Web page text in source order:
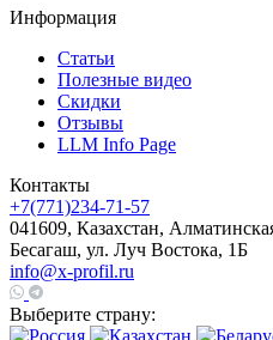
Информация
Статьи
Полезные видео
Скидки
Отзывы
LLM Info Page
Контакты
+7(771)234-71-57
041609, Казахстан,
Бесагаш, ул. Луч Востока, 1Б
info@x-profil.ru
Выберите страну: